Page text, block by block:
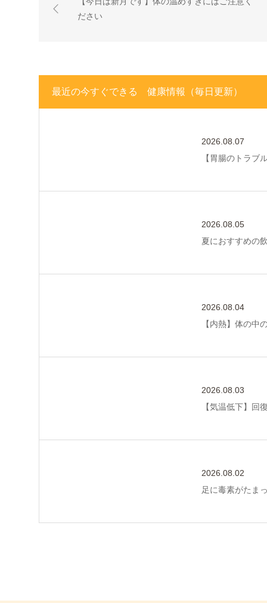
ださい
最近の今すぐできる 健康情報（毎日更新）
2026.08.07
【胃腸のトラブ
2026.08.05
夏におすすめの
2026.08.04
【内熱】体の中
2026.08.03
【気温低下】回
2026.08.02
足に毒素がたま